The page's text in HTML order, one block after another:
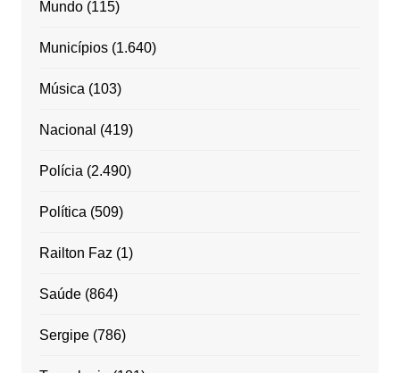
Mundo(115)
Municípios(1.640)
Música (103)
Nacional (419)
Polícia (2.490)
Política (509)
Railton Faz (1)
Saúde(864)
Sergipe(786)